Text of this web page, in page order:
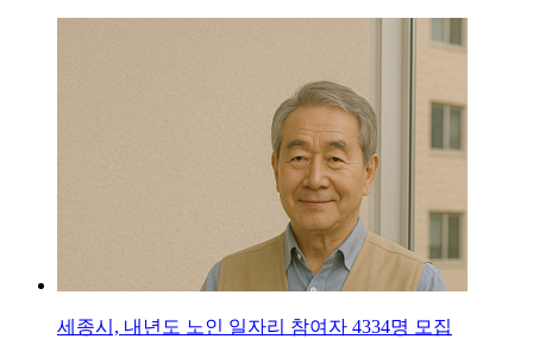
세종시, 내년도 노인 일자리 참여자 4334명 모집